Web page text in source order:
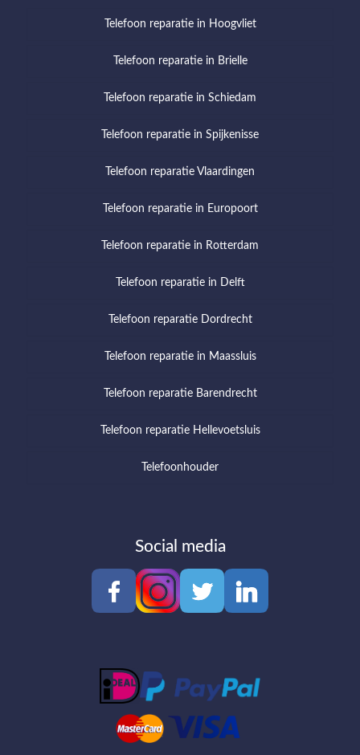
Telefoon reparatie in Hoogvliet
Telefoon reparatie in Brielle
Telefoon reparatie in Schiedam
Telefoon reparatie in Spijkenisse
Telefoon reparatie Vlaardingen
Telefoon reparatie in Europoort
Telefoon reparatie in Rotterdam
Telefoon reparatie in Delft
Telefoon reparatie Dordrecht
Telefoon reparatie in Maassluis
Telefoon reparatie Barendrecht
Telefoon reparatie Hellevoetsluis
Telefoonhouder
Social media